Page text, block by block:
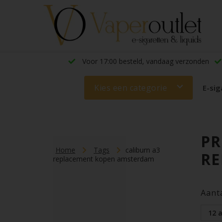
Voor 17:00 besteld, vandaag verzonden
Kies een categorie E-
Home Tags
caliburn a3
replacement kopen amsterdam